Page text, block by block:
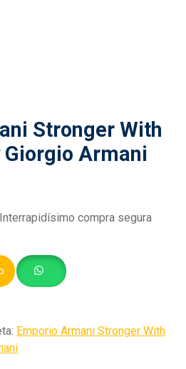
Stronger With
Armani
compra segura
Emporio Armani Stronger With